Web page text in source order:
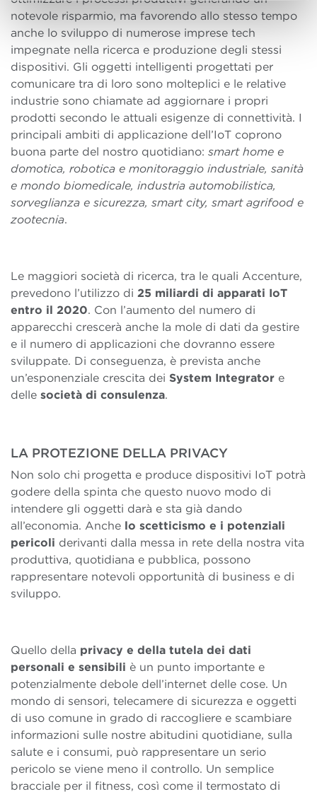
notevole risparmio, ma favorendo allo stesso tempo
anche lo sviluppo di numerose imprese tech
impegnate nella ricerca e produzione degli stessi
dispositivi. Gli oggetti intelligenti progettati per
comunicare tra di loro sono molteplici e le relative
industrie sono chiamate ad aggiornare i propri
prodotti secondo le attuali esigenze di connettività. I
principali ambiti di applicazione dell’IoT coprono
buona parte del nostro quotidiano: smart home e
domotica, robotica e monitoraggio industriale, sanità
e mondo biomedicale, industria automobilistica,
sorveglianza e sicurezza, smart city, smart agrifood e
zootecnia.
Le maggiori società di ricerca, tra le quali Accenture,
prevedono l’utilizzo di 25 miliardi di apparati IoT
entro il 2020. Con l’aumento del numero di
apparecchi crescerà anche la mole di dati da gestire
e il numero di applicazioni che dovranno essere
sviluppate. Di conseguenza, è prevista anche
un’esponenziale crescita dei System Integrator e
delle società di consulenza.
LA PROTEZIONE DELLA PRIVACY
Non solo chi progetta e produce dispositivi IoT potrà
godere della spinta che questo nuovo modo di
intendere gli oggetti darà e sta già dando
all’economia. Anche lo scetticismo e i potenziali
pericoli derivanti dalla messa in rete della nostra vita
produttiva, quotidiana e pubblica, possono
rappresentare notevoli opportunità di business e di
sviluppo.
Quello della privacy e della tutela dei dati
personali e sensibili è un punto importante e
potenzialmente debole dell’internet delle cose. Un
mondo di sensori, telecamere di sicurezza e oggetti
di uso comune in grado di raccogliere e scambiare
informazioni sulle nostre abitudini quotidiane, sulla
salute e i consumi, può rappresentare un serio
pericolo se viene meno il controllo. Un semplice
bracciale per il fitness, così come il termostato di